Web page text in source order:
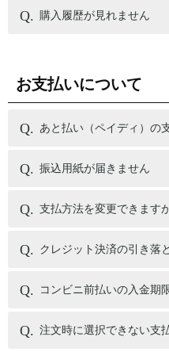
購入履歴が見れません
お支払いについて
あと払い（ペイディ）の
振込用紙が届きません
支払方法を変更できます
クレジット決済の引き落
コンビニ前払いの入金期
注文時に選択できない支